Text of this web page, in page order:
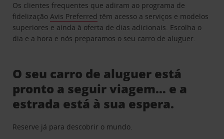
Os clientes frequentes que adiram ao programa de
fidelizaçãoAvis Preferred têm acesso a serviços e modelos
superiores e ainda à oferta de dias adicionais. Escolha o
dia e a hora e nós preparamos o seu carro de aluguer.
O seu carro de aluguer está
pronto a seguir viagem… e a
estrada está à sua espera.
Reserve já para descobrir o mundo.